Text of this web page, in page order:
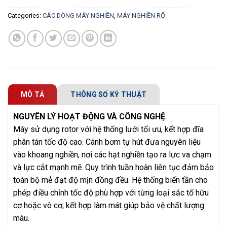
Categories: CÁC DÒNG MÁY NGHIỀN, MÁY NGHIỀN RỔ
MÔ TẢ THÔNG SỐ KỸ THUẬT
NGUYÊN LÝ HOẠT ĐỘNG VÀ CÔNG NGHỆ
Máy sử dụng rotor với hệ thống lưới tối ưu, kết hợp đĩa
phân tán tốc độ cao. Cánh bơm tự hút đưa nguyên liệu
vào khoang nghiền, nơi các hạt nghiền tạo ra lực va chạm
và lực cắt mạnh mẽ. Quy trình tuần hoàn liên tục đảm bảo
toàn bộ mẻ đạt độ mịn đồng đều. Hệ thống biến tần cho
phép điều chỉnh tốc độ phù hợp với từng loại sắc tố hữu
cơ hoặc vô cơ, kết hợp làm mát giúp bảo vệ chất lượng
màu.